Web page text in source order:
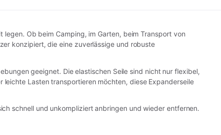
Ob beim Camping, im Garten, beim Transport von
konzipiert, die eine zuverlässige und robuste
geeignet. Die elastischen Seile sind nicht nur flexibel,
Lasten transportieren möchten, diese Expanderseile
schnell und unkompliziert anbringen und wieder entfernen.